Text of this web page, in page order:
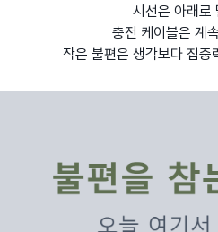
시선은 아래로
충전 케이블은 계
작은 불편은 생각보다 집중